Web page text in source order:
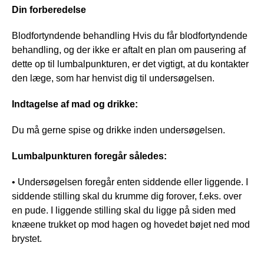
Din forberedelse
Blodfortyndende behandling Hvis du får blodfortyndende
behandling, og der ikke er aftalt en plan om pausering af
dette op til lumbalpunkturen, er det vigtigt, at du kontakter
den læge, som har henvist dig til undersøgelsen.
Indtagelse af mad og drikke:
Du må gerne spise og drikke inden undersøgelsen.
Lumbalpunkturen foregår således:
• Undersøgelsen foregår enten siddende eller liggende. I
siddende stilling skal du krumme dig forover, f.eks. over
en pude. I liggende stilling skal du ligge på siden med
knæene trukket op mod hagen og hovedet bøjet ned mod
brystet.